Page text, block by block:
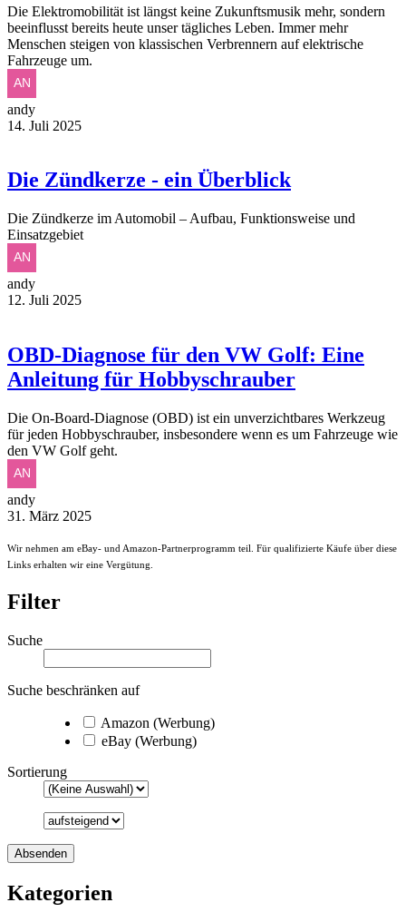
Die Elektromobilität ist längst keine Zukunftsmusik mehr, sondern
beeinflusst bereits heute unser tägliches Leben. Immer mehr
Menschen steigen von klassischen Verbrennern auf elektrische
Fahrzeuge um.
andy
14. Juli 2025
Die Zündkerze - ein Überblick
Die Zündkerze im Automobil – Aufbau, Funktionsweise und
Einsatzgebiet
andy
12. Juli 2025
OBD-Diagnose für den VW Golf: Eine
Anleitung für Hobbyschrauber
Die On-Board-Diagnose (OBD) ist ein unverzichtbares Werkzeug
für jeden Hobbyschrauber, insbesondere wenn es um Fahrzeuge wie
den VW Golf geht.
andy
31. März 2025
Wir nehmen am eBay- und Amazon-Partnerprogramm teil. Für qualifizierte Käufe über diese
Links erhalten wir eine Vergütung.
Filter
Suche
Suche beschränken auf
Amazon (Werbung)
eBay (Werbung)
Sortierung
Kategorien